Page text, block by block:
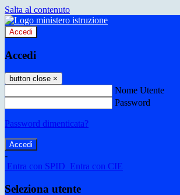
Salta al contenuto
Accedi
Accedi
button close ×
Nome Utente
Password
Password dimenticata?
-
Entra con SPID Entra con CIE
Seleziona utente